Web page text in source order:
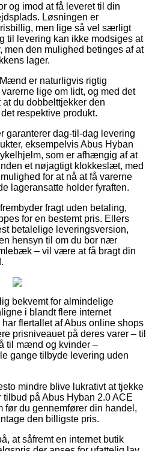
og imod at få leveret til din
Løsningen er
men lige så vel særligt
til levering kan ikke modsiges at
den mulighed betinges af at
lager.
er naturligvis rigtig
lige om lidt, og med det
du dobbelttjekker den
respektive produkt.
garanterer dag-til-dag levering
eksempelvis Abus Hyban
som er afhængig af at
et nøjagtigt klokkeslæt, med
for at nå at få varerne
lageransatte holder fyraften.
fragt uden betaling,
for en bestemt pris. Ellers
betalelige leveringsversion,
hensyn til om du bor nær
– vil være at få bragt din
bekvemt for almindelige
i blandt flere internet
flertallet af Abus online shops
prisniveauet på deres varer – til
til mænd og kvinder –
gange tilbyde levering uden
mindre blive lukrativt at tjekke
på Abus Hyban 2.0 ACE
du gennemfører din handel,
den billigste pris.
at såfremt en internet butik